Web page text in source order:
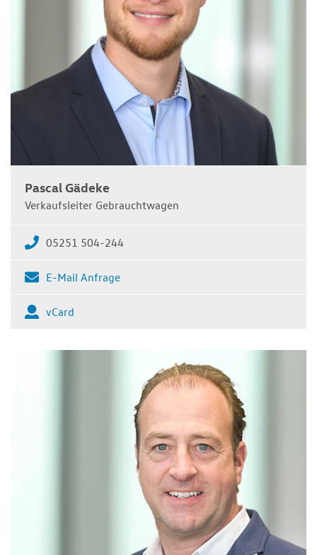
Pascal Gädeke
Verkaufsleiter Gebrauchtwagen
05251 504-244
E-Mail Anfrage
vCard